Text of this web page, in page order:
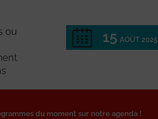
ou
15 AOÛT 2025
du moment sur notre agenda !